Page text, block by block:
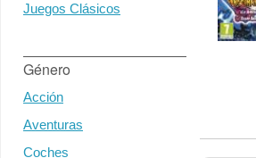
Juegos Clásicos
Género
Acción
Aventuras
Coches